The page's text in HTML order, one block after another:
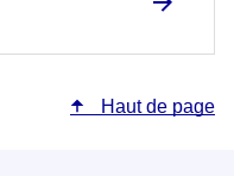
Haut de page